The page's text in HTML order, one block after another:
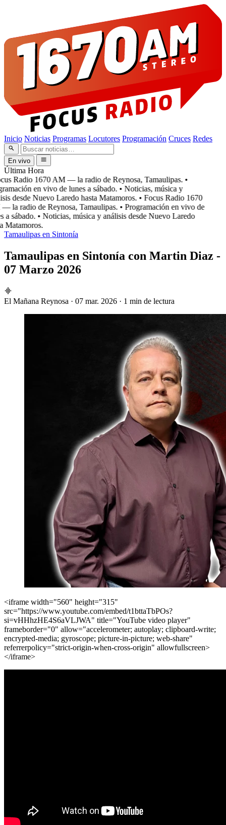
Inicio Noticias Programas Locutores Programación Cruces Redes
En vivo
Última Hora
Radio 1670 AM — la radio de Reynosa, Tamaulipas. •
en vivo de lunes a sábado. • Noticias, música y
desde Nuevo Laredo hasta Matamoros. • Focus Radio 1670
la radio de Reynosa, Tamaulipas. • Programación en vivo de
a sábado. • Noticias, música y análisis desde Nuevo Laredo
Matamoros.
Tamaulipas en Sintonía
Tamaulipas en Sintonía con Martin Diaz -
07 Marzo 2026
El Mañana Reynosa · 07 mar. 2026 · 1 min de lectura
<iframe width="560" height="315"
src="https://www.youtube.com/embed/t1bttaTbPOs?
si=vHHhzHE4S6aVLJWA" title="YouTube video player"
frameborder="0" allow="accelerometer; autoplay; clipboard-write;
encrypted-media; gyroscope; picture-in-picture; web-share"
referrerpolicy="strict-origin-when-cross-origin" allowfullscreen>
</iframe>